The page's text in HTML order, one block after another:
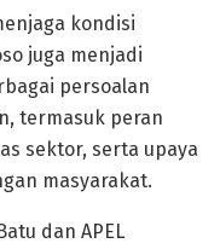
kondisi
juga menjadi
persoalan
termasuk peran
sektor, serta upaya
masyarakat.
dan APEL